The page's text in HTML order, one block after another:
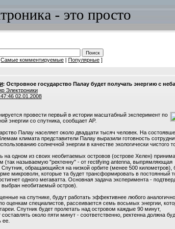
- это просто
Самые комментируемые | Популярные ]
: Островное государство Палау будет получать энергию с неба
Электроники
02.01.2008
провести первый в истории масштабный эксперимент по
энергии со спутника, сообщает AP.
Палау населяет около двадцати тысяч человек. На
климата представители Палау выразили готовность
солнечной энергии в качестве экологически чистого
на одном из своих необитаемых островов (острове Хелен)
(так называемую "ректенну" - от rectifying antenna, выпрямляющая
обращающийся на низкой орбите (менее 500 километров),
микроволн, которые та будет трансформировать в постоянный
одного мегаватта. Основная задача эксперимента -
необитаемый остров).
на спутнике, будут работать эффективнее любого
оценкам специалистов, рассеивается семь восьмых энергии,
Спутник будет пролетать над островом каждые 90 минут,
около пяти минут - соответственно, ректенна должна
ее.